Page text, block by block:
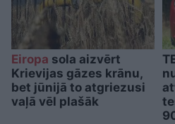
Eiropa sola aizvērt
Krievijas gāzes krānu,
bet jūnijā to atgriezusi
vaļā vēl plašāk